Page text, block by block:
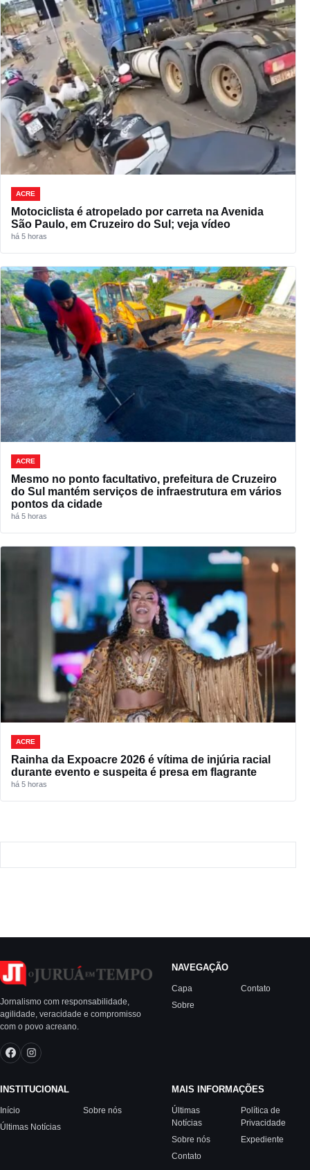
ACRE
Motociclista é atropelado por carreta na Avenida
São Paulo, em Cruzeiro do Sul; veja vídeo
há 5 horas
ACRE
Mesmo no ponto facultativo, prefeitura de Cruzeiro
do Sul mantém serviços de infraestrutura em vários
pontos da cidade
há 5 horas
ACRE
Rainha da Expoacre 2026 é vítima de injúria racial
durante evento e suspeita é presa em flagrante
há 5 horas
Jornalismo com responsabilidade,
agilidade, veracidade e compromisso
com o povo acreano.
NAVEGAÇÃO
Capa
Sobre
Contato
INSTITUCIONAL
Início
Últimas Notícias
Sobre nós
MAIS INFORMAÇÕES
Últimas
Notícias
Sobre nós
Contato
Política de
Privacidade
Expediente